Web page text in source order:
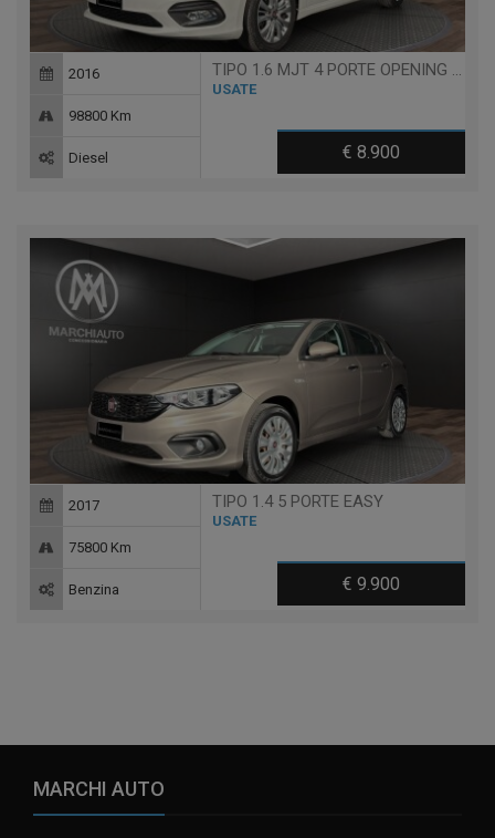
TIPO 1.6 MJT 4 PORTE OPENING EDITION
USATE
€ 8.900
2016
98800 Km
Diesel
TIPO 1.4 5 PORTE EASY
USATE
€ 9.900
2017
75800 Km
Benzina
MARCHI AUTO